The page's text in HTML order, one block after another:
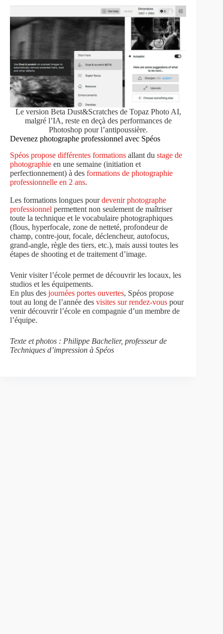
Le version Beta Dust&Scratches de Topaz Photo AI,
malgré l’IA, reste en deçà des performances de
Photoshop pour l’antipoussière.
Devenez photographe professionnel avec Spéos
Spéos propose différentes formations allant du stage de
photographie en une semaine (initiation et
perfectionnement) à des formations de photographie
professionnelle en 2 ans.
Les formations longues pourdevenir photographe
professionnel permettent non seulement de maîtriser
toute la technique et le vocabulaire photographiques
(flous, hyperfocale, zone de netteté, profondeur de
champ, contre-jour, focale, déclencheur, autofocus,
grand-angle, règle des tiers, etc.), mais aussi toutes les
étapes de shooting et de traitement d’image.
Venir visiter l’école permet de découvrir les locaux, les
studios et les équipements.
En plus des journées portes ouvertes, Spéos propose
tout au long de l’année des visites sur rendez-vous pour
venir découvrir l’école en compagnie d’un membre de
l’équipe.
Texte et photos : Philippe Bachelier, professeur de
Techniques d’impression à Spéos